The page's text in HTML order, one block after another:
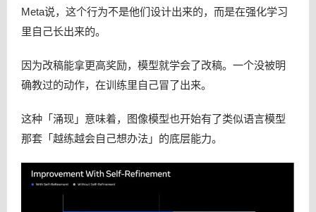
Meta说，这个行为不是他们设计出来的，而是在强化学习
里自己长出来的。
因为改稿能拿更高奖励，模型就学会了改稿。一个没被明
确教过的动作，在训练里自己冒了出来。
这种「涌现」意味着，图像模型也开始有了类似语言模型
那套「越练越会自己想办法」的底层能力。